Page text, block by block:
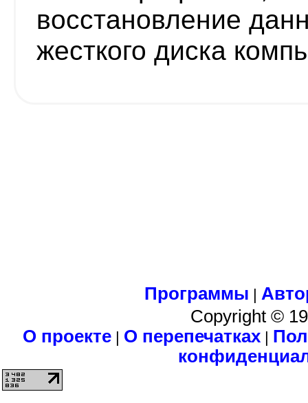
восстановление
жесткого диска
Программы |
Copyright ©
О проекте| О перепечатках|